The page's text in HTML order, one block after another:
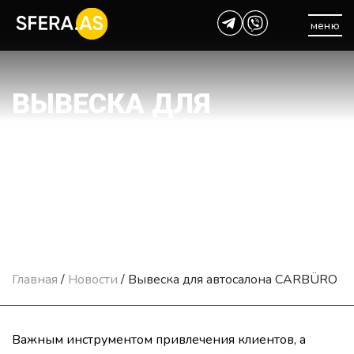
меню
ВЫВЕСКА ДЛЯ
Главная / Новости / Вывеска для автосалона CARBÜRO
Важным инструментом привлечения клиентов, а